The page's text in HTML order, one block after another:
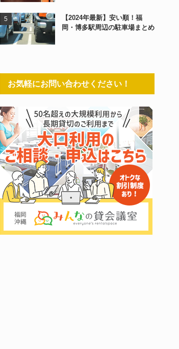
【2024年最新】安い順！福
岡・博多駅周辺の駐車場まとめ
お気軽にお問い合わせください！